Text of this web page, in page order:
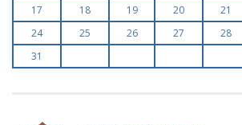
17
18 19 20 21
24
25 26 27 28
31